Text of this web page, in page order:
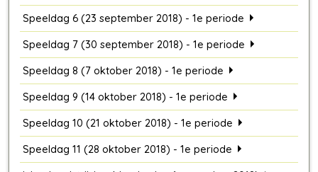
Speeldag 6 (23 september 2018) - 1e periode
Speeldag 7 (30 september 2018) - 1e periode
Speeldag 8 (7 oktober 2018) - 1e periode
Speeldag 9 (14 oktober 2018) - 1e periode
Speeldag 10 (21 oktober 2018) - 1e periode
Speeldag 11 (28 oktober 2018) - 1e periode